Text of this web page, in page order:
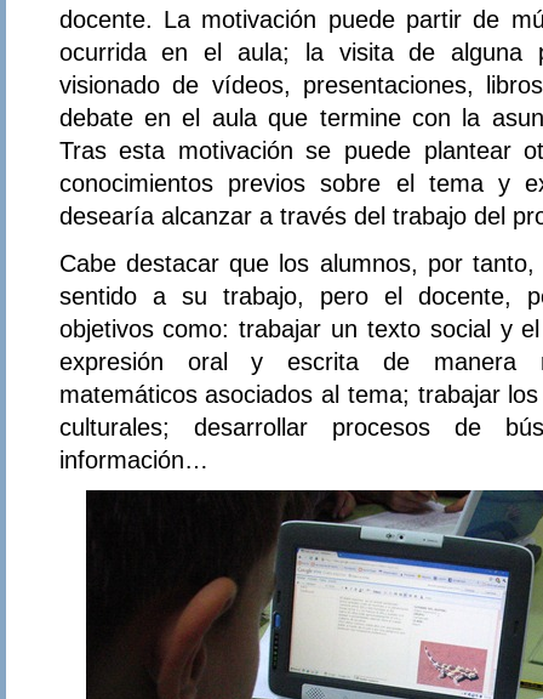
docente. La motivación puede partir de
ocurrida en el aula; la visita de alguna
visionado de vídeos, presentaciones,
debate en el aula que termine con la
Tras esta motivación se puede plantear
conocimientos previos sobre el tema y
desearía alcanzar a través del trabajo del
Cabe destacar que los alumnos, por
sentido a su trabajo, pero el docente,
objetivos como: trabajar un texto social y
expresión oral y escrita de manera
matemáticos asociados al tema; trabajar
culturales; desarrollar procesos de
información…